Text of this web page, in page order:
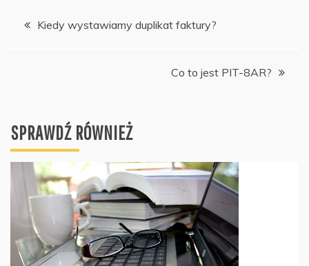
Nawigacja
Kiedy wystawiamy duplikat faktury?
Co to jest PIT-8AR?
SPRAWDŹ RÓWNIEŻ